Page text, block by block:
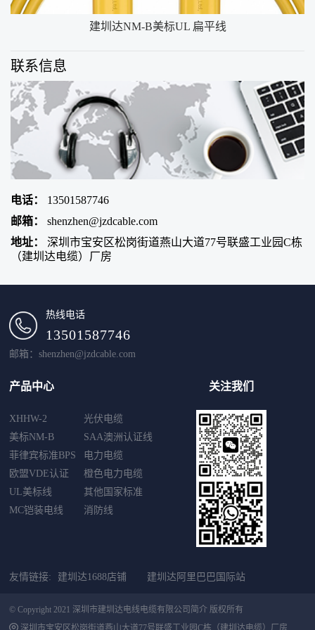
建圳达NM-B美标UL 扁平线
联系信息
电话：
13501587746
邮箱：
shenzhen@jzdcable.com
地址：
深圳市宝安区松岗街道燕山大道77号联盛工业园C栋
（建圳达电缆）厂房
热线电话
13501587746
邮箱：shenzhen@jzdcable.com
产品中心
XHHW-2
美标NM-B
菲律宾标准BPS
欧盟VDE认证
UL美标线
MC铠装电线
光伏电缆
SAA澳洲认证线
电力电缆
橙色电力电缆
其他国家标准
消防线
关注我们
友情链接: 建圳达1688店铺 建圳达阿里巴巴国际站
© Copyright 2021 深圳市建圳达电线电缆有限公司简介 版权所有
深圳市宝安区松岗街道燕山大道77号联盛工业园C栋（建圳达电缆）厂房